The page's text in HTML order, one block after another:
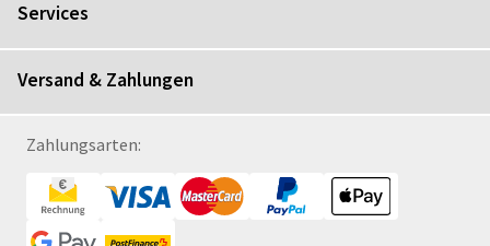
Services
Versand & Zahlungen
Zahlungsarten: